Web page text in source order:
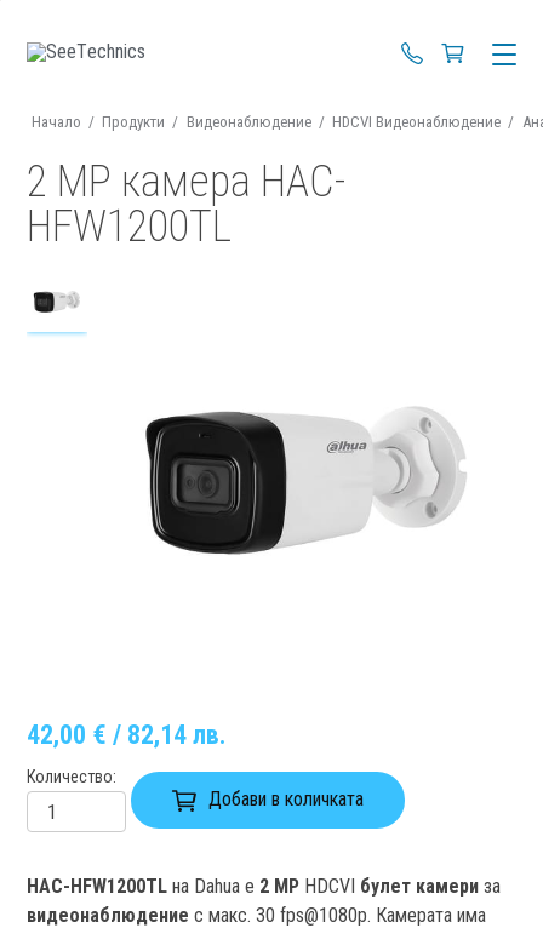
+359 88 670
Начало / Продукти / Видеонаблюдение / HDCVI Видеонаблюдение /
2 MP камера HAC-
HFW1200TL
42,00 € / 82,14 лв.
Количество
Добави в количката
HAC-HFW1200TL на Dahua е 2 MP HDCVI булет камери за
видеонаблюдение с макс. 30 fps@1080p. Камерата има